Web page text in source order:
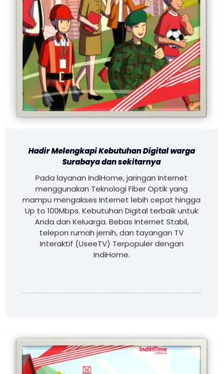
Hadir Melengkapi Kebutuhan Digital warga
Surabaya dan sekitarnya
Pada layanan IndiHome, jaringan Internet
menggunakan Teknologi Fiber Optik yang
mampu mengakses Internet lebih cepat hingga
Up to 100Mbps. Kebutuhan Digital terbaik untuk
Anda dan Keluarga. Bebas Internet Stabil,
telepon rumah jernih, dan tayangan TV
Interaktif (UseeTV) Terpopuler dengan
IndiHome.